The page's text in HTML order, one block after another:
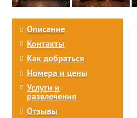
Описание
Контакты
Как добраться
Номера и цены
Услуги и
развлечения
Отзывы